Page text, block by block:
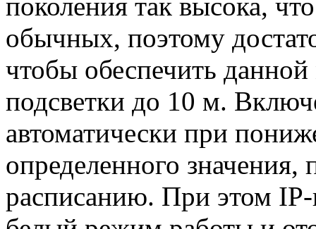
поколения так высока,
обычных, поэтому
чтобы обеспечить
подсветки до 10 м.
автоматически при
определенного
расписанию. При этом IP-